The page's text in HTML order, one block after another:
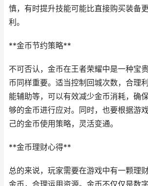
慎，有时提升技能可能比直接购买装备
利。
**金币节约策略**
不可否认，金币在王者荣耀中是一种宝
币同样重要。适当控制回城次数，合理
能辅助等，可以有效减少金币消耗，确
够的金币进行应对。同时，也要根据游
己的金币使用策略，灵活变通。
**金币理财心得**
总的来说，玩家需要在游戏中有一颗理